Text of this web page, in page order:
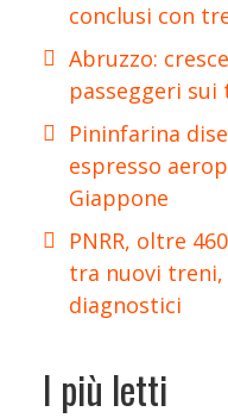
conclusi con
Abruzzo:
passeggeri
Pininfarina
espresso
Giappone
PNRR, oltre
tra nuovi treni,
diagnostici
I più letti